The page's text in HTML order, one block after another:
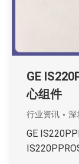
GE
心组件
行业资讯 深
GE